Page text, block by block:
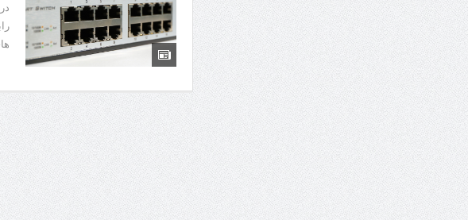
7 سوئیت محبوب مشهد نزدیک حرم با غذا و نظر مسافران
درمان ترک های پوستی با لیزر در مشهد | لیزر فوتونا برای بهبود قطعی استریا
طراحی در خدمت نظم؛ از قفسه ‌های یک‌ طرفه تا دو طرفه، روایت هوشمندی در